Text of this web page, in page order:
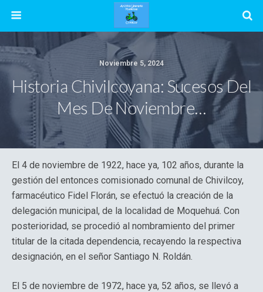
Noviembre 5, 2024
Historia Chivilcoyana: Sucesos Del
Mes De Noviembre…
El 4 de noviembre de 1922, hace ya, 102 años, durante la
gestión del entonces comisionado comunal de Chivilcoy,
farmacéutico Fidel Florán, se efectuó la creación de la
delegación municipal, de la localidad de Moquehuá. Con
posterioridad, se procedió al nombramiento del primer
titular de la citada dependencia, recayendo la respectiva
designación, en el señor Santiago N. Roldán.
El 5 de noviembre de 1972, hace ya, 52 años, se llevó a